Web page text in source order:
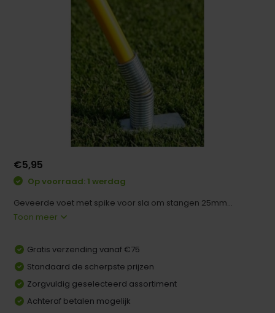
€5,95
Op voorraad: 1 werdag
Geveerde voet met spike voor sla om stangen 25mm...
Toon meer
Gratis verzending vanaf €75
Standaard de scherpste prijzen
Zorgvuldig geselecteerd assortiment
Achteraf betalen mogelijk